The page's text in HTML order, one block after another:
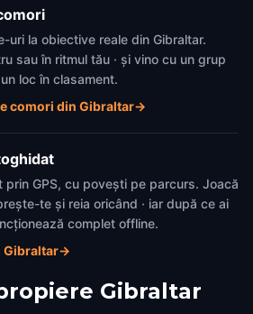
uri la obiective reale din Gibraltar.
sau în ritmul tău · și vino cu un grup
loc în clasament.
comori din Gibraltar→
prin GPS, cu povești pe parcurs. Joacă
te și reia oricând · iar după ce ai
complet offline.
Gibraltar→
Gibraltar